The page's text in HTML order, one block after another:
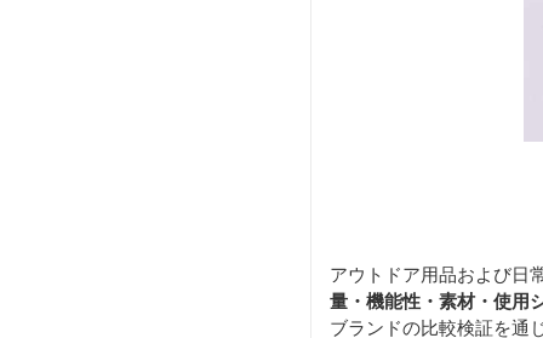
アウトドア用品および日
量・機能性・素材・使用
ブランドの比較検証を通